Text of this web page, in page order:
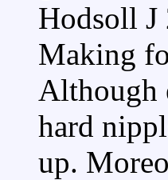
Hodsoll J
Making
Although
hard
up.